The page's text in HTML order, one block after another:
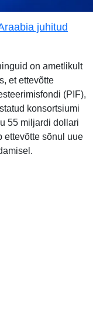
juhitud
on ametlikult
et ettevõtte
(PIF),
konsortsiumi
55 miljardi dollari
ettevõtte sõnul uue